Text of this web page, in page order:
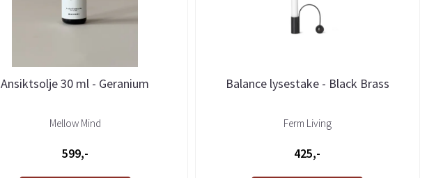
Ansiktsolje 30 ml - Geranium
Mellow Mind
599,-
Balance lysestake - Black Brass
Ferm Living
425,-